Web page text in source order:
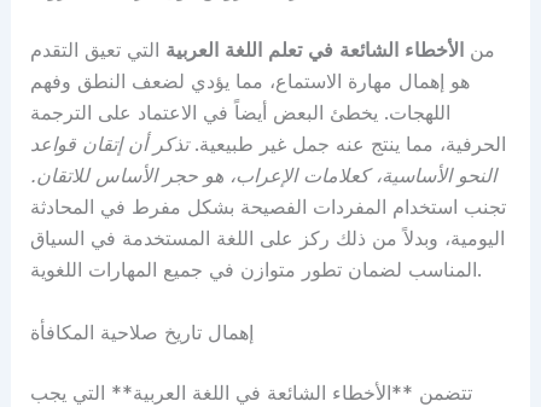
من الأخطاء الشائعة في تعلم اللغة العربية التي تعيق التقدم
هو إهمال مهارة الاستماع، مما يؤدي لضعف النطق وفهم
اللهجات. يخطئ البعض أيضاً في الاعتماد على الترجمة
الحرفية، مما ينتج عنه جمل غير طبيعية.تذكر أن إتقان قواعد
النحو الأساسية، كعلامات الإعراب، هو حجر الأساس للاتقان.
تجنب استخدام المفردات الفصيحة بشكل مفرط في المحادثة
اليومية، وبدلاً من ذلك ركز على اللغة المستخدمة في السياق
المناسب لضمان تطور متوازن في جميع المهارات اللغوية.
إهمال تاريخ صلاحية المكافأة
تتضمن **الأخطاء الشائعة في اللغة العربية** التي يجب